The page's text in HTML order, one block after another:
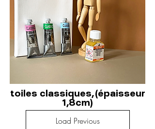
Load Previous
toiles classiques, (épaisseur
1,8cm)